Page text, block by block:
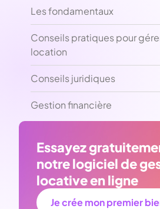
Les fondamentaux
Conseils pratiques pour
location
Conseils juridiques
Gestion financière
Essayez
notre logiciel de
locative en ligne
Je crée mon premier